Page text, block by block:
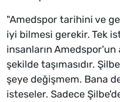
"Amedspor tarihini ve
iyi bilmesi gerekir. Tek
insanların Amedspor'un
şekilde taşımasıdır.
şeye değişmem. Bana
isteseler. Sadece